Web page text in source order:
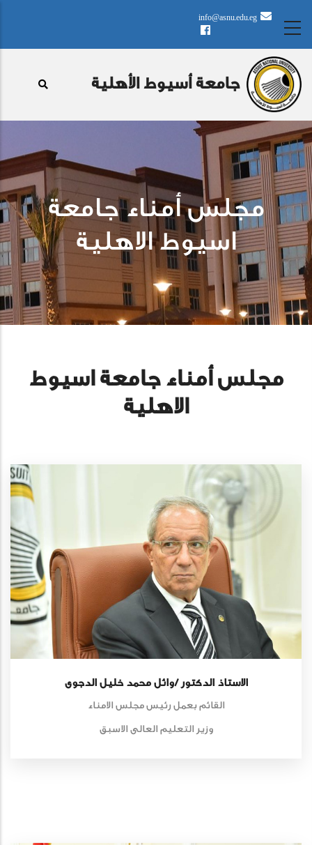
إلى
الرئيسي
info@asnu.edu.eg
جامعة أسيوط الأهلية
مجلس أمناء جامعة
اسيوط الاهلية
مجلس أمناء جامعة اسيوط
الاهلية
الاستاذ الدكتور /وائل محمد خليل الدجوى
القائم بعمل رئيس مجلس الامناء
وزير التعليم العالى الاسبق